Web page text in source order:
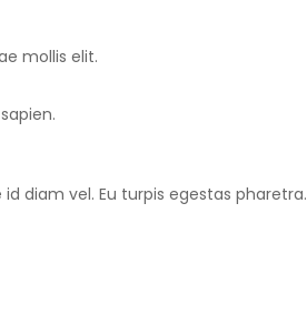
mollis elit.
diam vel. Eu turpis egestas pharetra.